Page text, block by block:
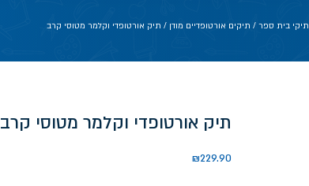
תיקי בית ספר / תיקים אורטופדיים מודן / תיק אורטופדי וקלמר מטוסי קרב
תיק אורטופדי וקלמר מטוסי קרב
₪229.90